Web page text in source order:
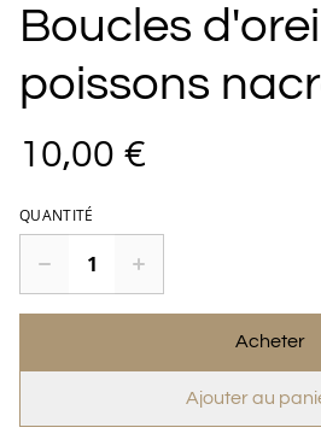
Boucles
poissons
10,00 €
QUANTITÉ
Acheter
Ajouter au